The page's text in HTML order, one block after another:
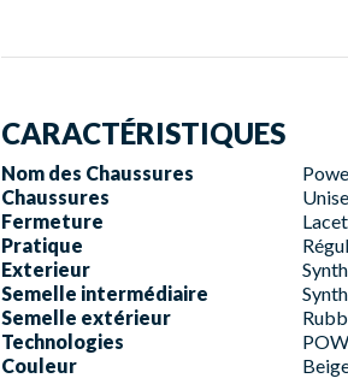
CARACTÉRISTIQUES
Nom des Chaussures
Chaussures
Fermeture
Lacet
Pratique
Exterieur
Semelle intermédiaire
Semelle extérieur
Technologies
Couleur